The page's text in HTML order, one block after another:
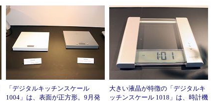
「デジタルキッチンスケール
1004」は、表面が正方形。9月発
大きい液晶が特徴の「デジタルキ
ッチンスケール 1018」は、時計機